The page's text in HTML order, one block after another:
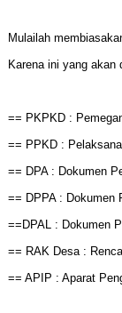
Mulailah
Karena ini yang
== PKPKD :
== PPKD :
== DPA : Dokumen
== DPPA : Dokumen
==DPAL : Dokumen
== RAK Desa :
== APIP : Aparat